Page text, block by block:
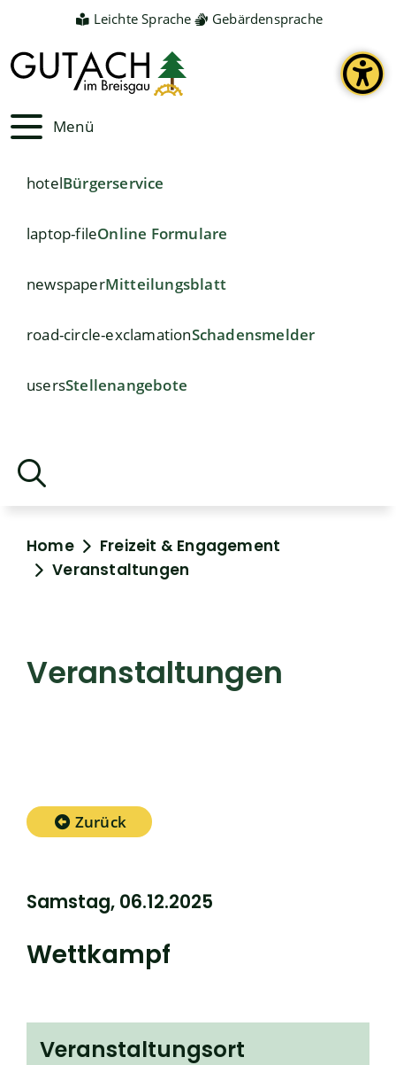
Leichte Sprache Gebärdensprache
Menü
hotelBürgerservice
laptop-fileOnline Formulare
newspaperMitteilungsblatt
road-circle-exclamationSchadensmelder
usersStellenangebote
Home
Freizeit & Engagement
Veranstaltungen
Veranstaltungen
Zurück
Samstag, 06.12.2025
Wettkampf
Veranstaltungsort